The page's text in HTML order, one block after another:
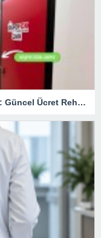
2026 İstanbul Eşya Depolama Fiyatları: Güncel Ücret Rehberi